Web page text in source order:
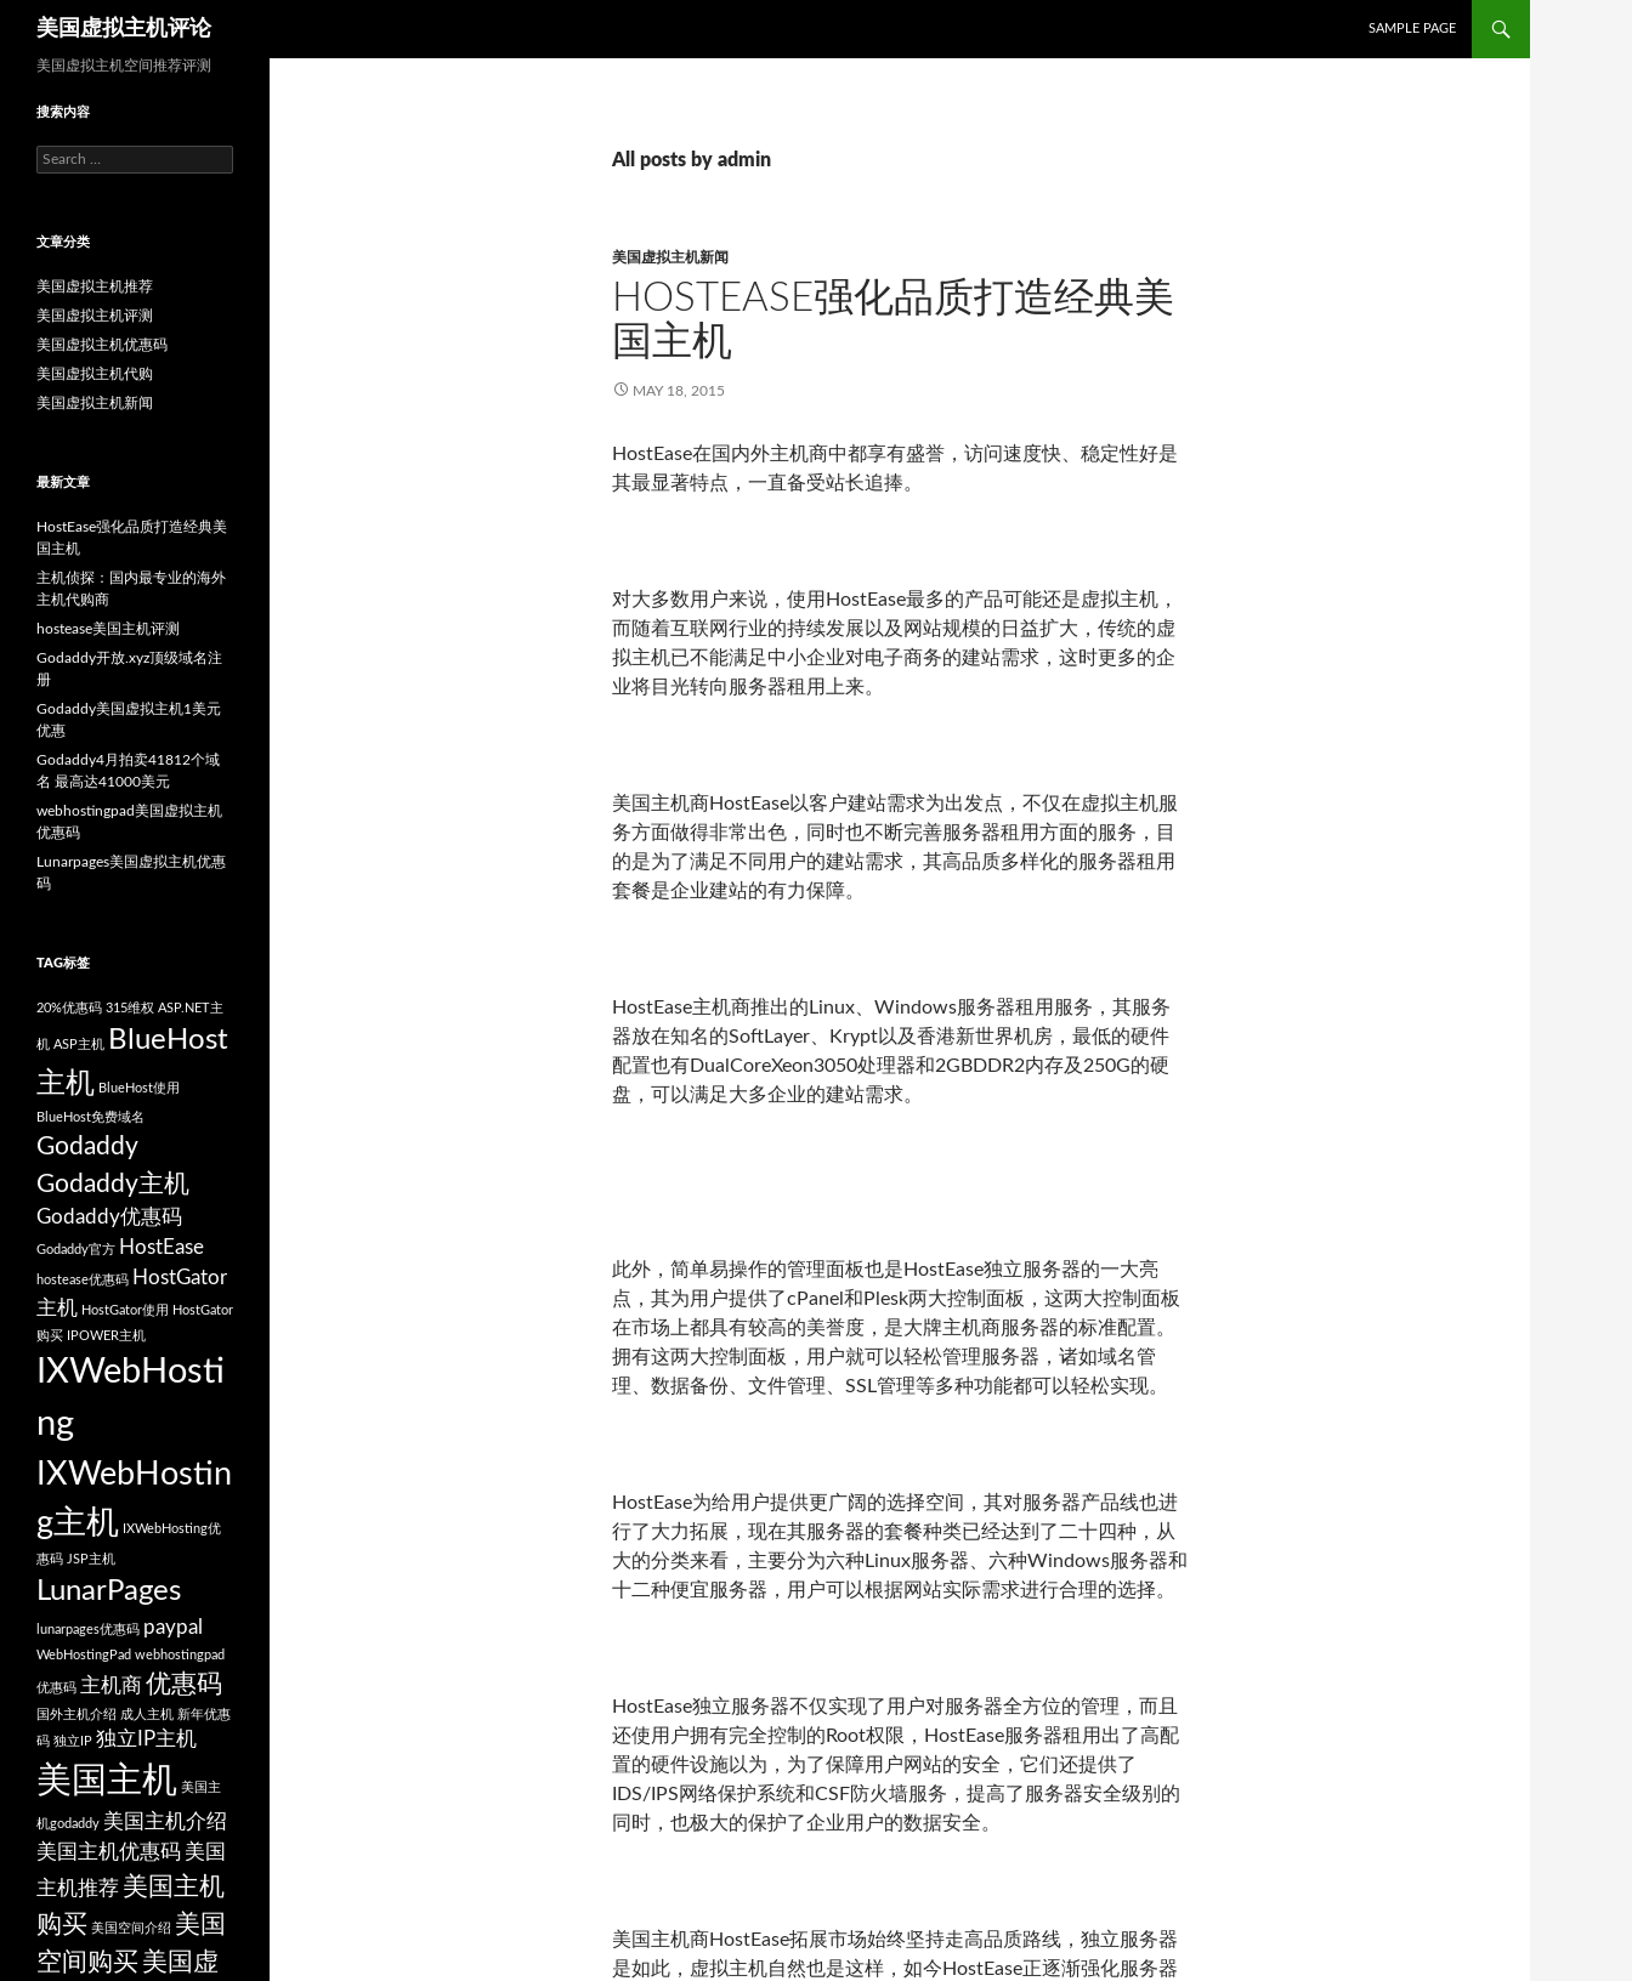
美国虚拟主机评论
Search
SAMPLE PAGE
All posts by admin
美国虚拟主机新闻
HOSTEASE强化品质打造经典美
国主机
MAY 18, 2015
HostEase在国内外主机商中都享有盛誉，访问速度快、稳定性好是
其最显著特点，一直备受站长追捧。
对大多数用户来说，使用HostEase最多的产品可能还是虚拟主机，
而随着互联网行业的持续发展以及网站规模的日益扩大，传统的虚
拟主机已不能满足中小企业对电子商务的建站需求，这时更多的企
业将目光转向服务器租用上来。
美国主机商HostEase以客户建站需求为出发点，不仅在虚拟主机服
务方面做得非常出色，同时也不断完善服务器租用方面的服务，目
的是为了满足不同用户的建站需求，其高品质多样化的服务器租用
套餐是企业建站的有力保障。
HostEase主机商推出的Linux、Windows服务器租用服务，其服务
器放在知名的SoftLayer、Krypt以及香港新世界机房，最低的硬件
配置也有DualCoreXeon3050处理器和2GBDDR2内存及250G的硬
盘，可以满足大多企业的建站需求。
此外，简单易操作的管理面板也是HostEase独立服务器的一大亮
点，其为用户提供了cPanel和Plesk两大控制面板，这两大控制面板
在市场上都具有较高的美誉度，是大牌主机商服务器的标准配置。
拥有这两大控制面板，用户就可以轻松管理服务器，诸如域名管
理、数据备份、文件管理、SSL管理等多种功能都可以轻松实现。
HostEase为给用户提供更广阔的选择空间，其对服务器产品线也进
行了大力拓展，现在其服务器的套餐种类已经达到了二十四种，从
大的分类来看，主要分为六种Linux服务器、六种Windows服务器和
十二种便宜服务器，用户可以根据网站实际需求进行合理的选择。
HostEase独立服务器不仅实现了用户对服务器全方位的管理，而且
还使用户拥有完全控制的Root权限，HostEase服务器租用出了高配
置的硬件设施以为，为了保障用户网站的安全，它们还提供了
IDS/IPS网络保护系统和CSF防火墙服务，提高了服务器安全级别的
同时，也极大的保护了企业用户的数据安全。
美国主机商HostEase拓展市场始终坚持走高品质路线，独立服务器
是如此，虚拟主机自然也是这样，如今HostEase正逐渐强化服务器
美国虚拟主机空间推荐评测
搜索内容
Search
for:
文章分类
美国虚拟主机推荐
美国虚拟主机评测
美国虚拟主机优惠码
美国虚拟主机代购
美国虚拟主机新闻
最新文章
HostEase强化品质打造经典美
国主机
主机侦探：国内最专业的海外
主机代购商
hostease美国主机评测
Godaddy开放.xyz顶级域名注
册
Godaddy美国虚拟主机1美元
优惠
Godaddy4月拍卖41812个域
名 最高达41000美元
webhostingpad美国虚拟主机
优惠码
Lunarpages美国虚拟主机优惠
码
TAG标签
20%优惠码 315维权 ASP.NET主
机 ASP主机
BlueHost
主机 BlueHost使用
BlueHost免费域名
Godaddy
Godaddy主机
Godaddy优惠码
Godaddy官方 HostEase
hostease优惠码 HostGator
主机 HostGator使用
HostGator
购买
IPOWER主机
IXWebHosti
ng
IXWebHostin
g主机 IXWebHosting优
惠码 JSP主机
LunarPages
lunarpages优惠码 paypal
WebHostingPad webhostingpad
优惠码 主机商 优惠码
国外主机介绍 成人主机 新年优惠
码 独立IP 独立IP主机
美国主机 美国主
机godaddy 美国主机介绍
美国主机优惠码 美国
主机推荐 美国主机
购买 美国空间介绍 美国
空间购买美国虚